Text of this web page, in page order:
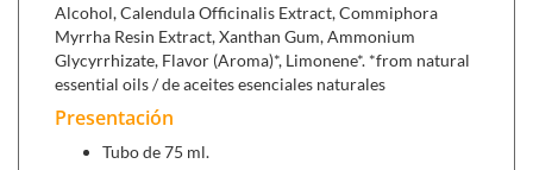
para la salud buco dental. Cinco pastas dentífricas, un
enjuague bucal y un gel para las encías ofrecen un cuidado
completo para cada necesidad. Los extractos de plantas
medicinales estimulan la salud de las encías, base de unos
dientes sanos, y preservan el equilibrio natural de la flora
bucal. Todas las pastas dentífricas están probadas
Alcohol, Calendula Officinalis Extract, Commiphora
Myrrha Resin Extract, Xanthan Gum, Ammonium
Glycyrrhizate, Flavor (Aroma)*, Limonene*. *from natural
essential oils / de aceites esenciales naturales
Presentación
Tubo de 75 ml.